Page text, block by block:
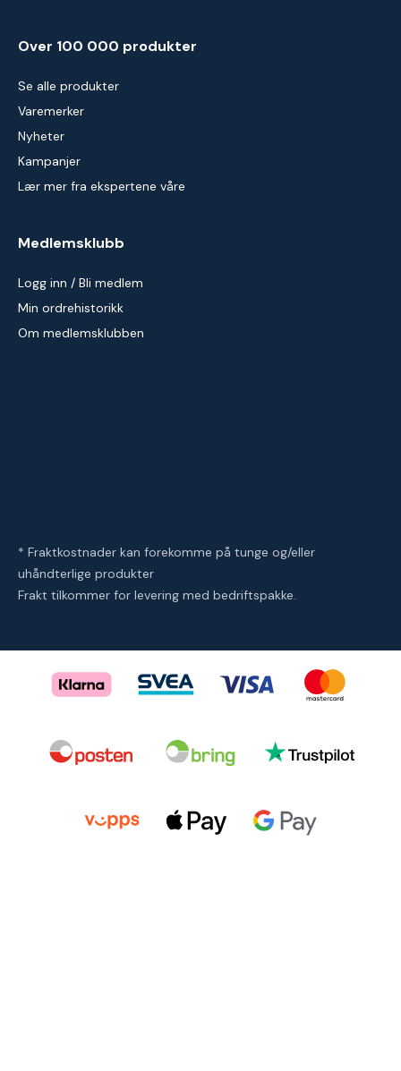
Over 100 000 produkter
Se alle produkter
Varemerker
Nyheter
Kampanjer
Lær mer fra ekspertene våre
Medlemsklubb
Logg inn / Bli medlem
Min ordrehistorikk
Om medlemsklubben
* Fraktkostnader kan forekomme på tunge og/eller
uhåndterlige produkter
Frakt tilkommer for levering med bedriftspakke.